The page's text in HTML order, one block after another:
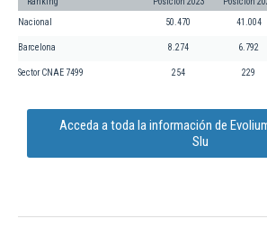
Nacional 50.470 41.004
Barcelona 8.274 6.792
Sector CNAE 7499 254 229
Acceda a toda la información de
Slu